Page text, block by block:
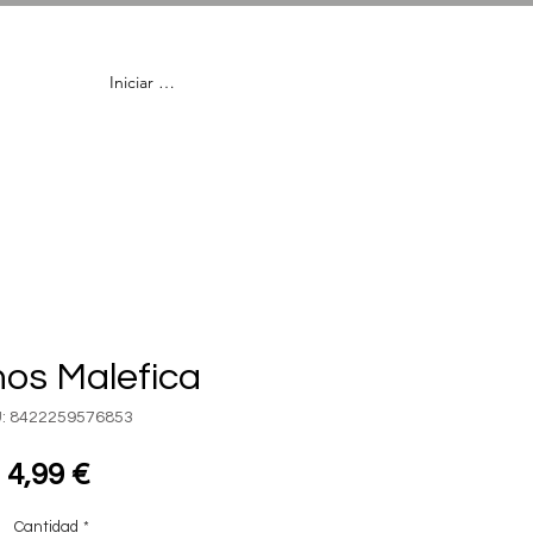
Iniciar Sesión
Malefica
8422259576853
4,99 €Precio
Cantidad *